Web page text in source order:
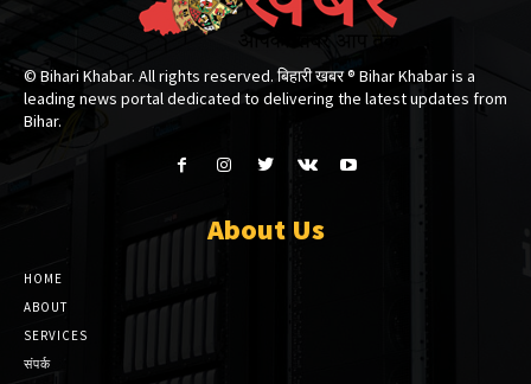
© Bihari Khabar. All rights reserved. बिहारी खबर ®​ Bihar Khabar is a
leading news portal dedicated to delivering the latest updates from
Bihar.
About Us
HOME
ABOUT
SERVICES
संपर्क